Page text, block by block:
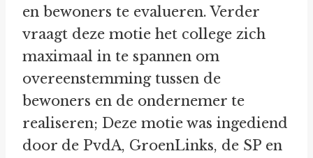
en bewoners te evalueren. Verder
vraagt deze motie het college zich
maximaal in te spannen om
overeenstemming tussen de
bewoners en de ondernemer te
realiseren; Deze motie was ingediend
door de PvdA, GroenLinks, de SP en